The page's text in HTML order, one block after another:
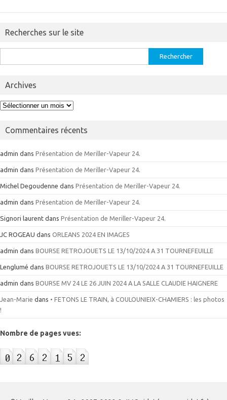
Recherches sur le site
Archives
Archives
Commentaires récents
admin dans Présentation de Meriller-Vapeur 24.
admin dans Présentation de Meriller-Vapeur 24.
Michel Degoudenne dans Présentation de Meriller-Vapeur 24.
admin dans Présentation de Meriller-Vapeur 24.
Signori laurent dans Présentation de Meriller-Vapeur 24.
JC ROGEAU dans ORLEANS 2024 EN IMAGES
admin dans BOURSE RETROJOUETS LE 13/10/2024 A 31 TOURNEFEUILLE
Lenglumé dans BOURSE RETROJOUETS LE 13/10/2024 A 31 TOURNEFEUILLE
admin dans BOURSE MV 24 LE 26 JUIN 2024 A LA SALLE CLAUDIE HAIGNERE
Jean-Marie dans • FETONS LE TRAIN, à COULOUNIEIX-CHAMIERS : les photos
!
Nombre de pages vues: